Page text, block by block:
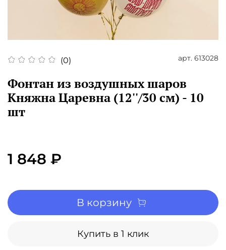
(0) арт. 613028
Фонтан из воздушных шаров
Княжна Царевна (12''/30 см) - 10
шт
1 848 ₽
В корзину
Купить в 1 клик